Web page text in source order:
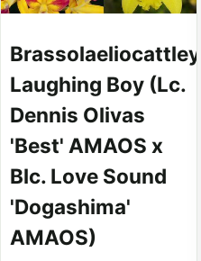
Brassolaeliocattleya
Laughing Boy (Lc.
Dennis Olivas
'Best' AMAOS x
Blc. Love Sound
'Dogashima'
AMAOS)